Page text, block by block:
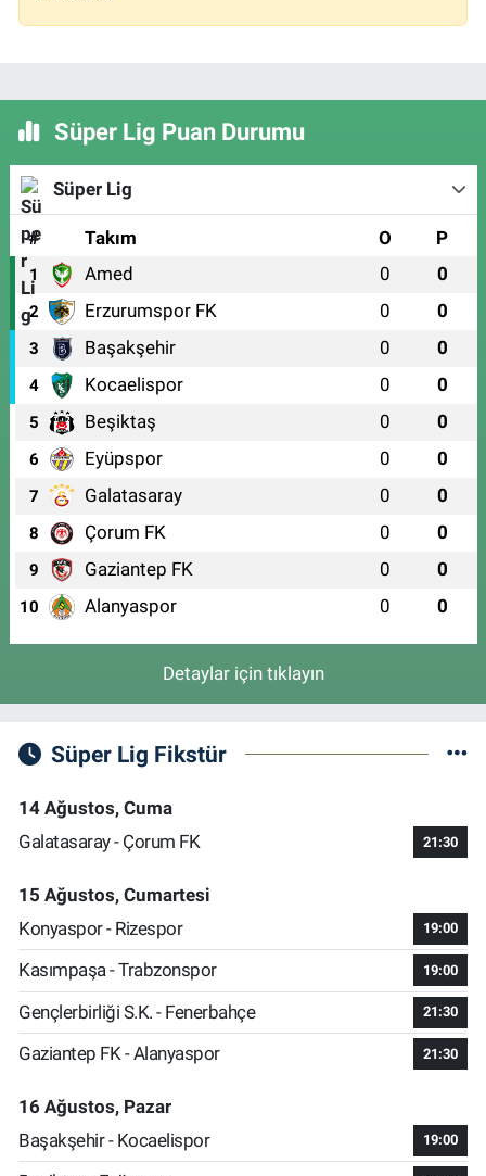
Süper Lig Puan Durumu
Süper Lig
# Takım O P
1 Amed 0 0
2 Erzurumspor FK 0 0
3 Başakşehir 0 0
4 Kocaelispor 0 0
5 Beşiktaş 0 0
6 Eyüpspor 0 0
7 Galatasaray 0 0
8 Çorum FK 0 0
9 Gaziantep FK 0 0
10 Alanyaspor 0 0
Detaylar için tıklayın
Süper Lig Fikstür
14 Ağustos, Cuma
Galatasaray - Çorum FK
21:30
15 Ağustos, Cumartesi
Konyaspor - Rizespor
19:00
Kasımpaşa - Trabzonspor 19:00
Gençlerbirliği S.K. - Fenerbahçe 21:30
Gaziantep FK - Alanyaspor 21:30
16 Ağustos, Pazar
Başakşehir - Kocaelispor
19:00